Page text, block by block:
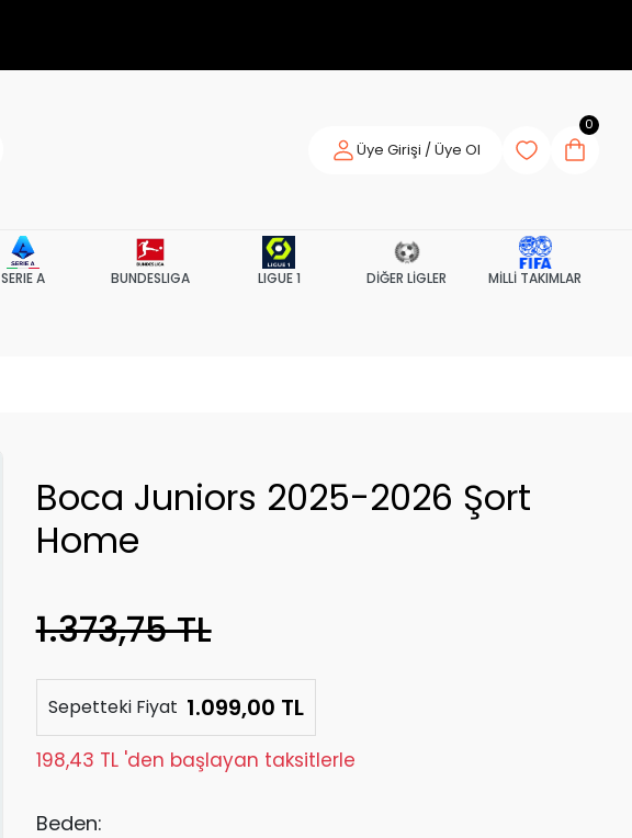
Üye Girişi / Üye Ol
0
SERIE A BUNDESLIGA LIGUE 1 DİĞER LİGLER MİLLİ TAKIMLAR
Boca Juniors 2025-2026 Şort
Home
1.373,75 TL
Sepetteki Fiyat 1.099,00 TL
198,43 TL 'den başlayan taksitlerle
Beden: